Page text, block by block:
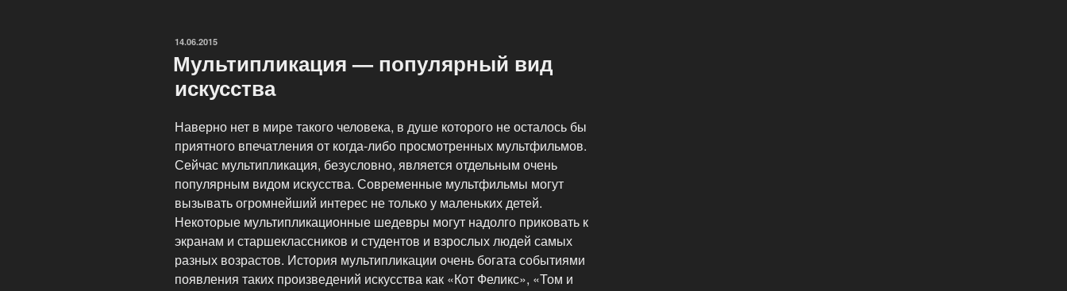
ОПУБЛИКОВАНО
14.06.2015
Мультипликация — популярный вид
искусства
Наверно нет в мире такого человека, в душе которого не осталось бы
приятного впечатления от когда-либо просмотренных мультфильмов.
Сейчас мультипликация, безусловно, является отдельным очень
популярным видом искусства. Современные мультфильмы могут
вызывать огромнейший интерес не только у маленьких детей.
Некоторые мультипликационные шедевры могут надолго приковать к
экранам и старшеклассников и студентов и взрослых людей самых
разных возрастов. История мультипликации очень богата событиями
появления таких произведений искусства как «Кот Феликс», «Том и